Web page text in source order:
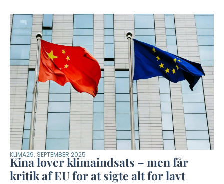
KLIMA29. SEPTEMBER 2025
Kina lover klimaindsats – men får
kritik af EU for at sigte alt for lavt